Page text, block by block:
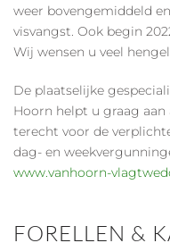
weer bovengemiddeld
visvangst. Ook begin
Wij wensen u veel
De plaatselijke
Hoorn helpt u graag aan
terecht voor de
dag- en
www.vanhoorn-
FORELLEN &